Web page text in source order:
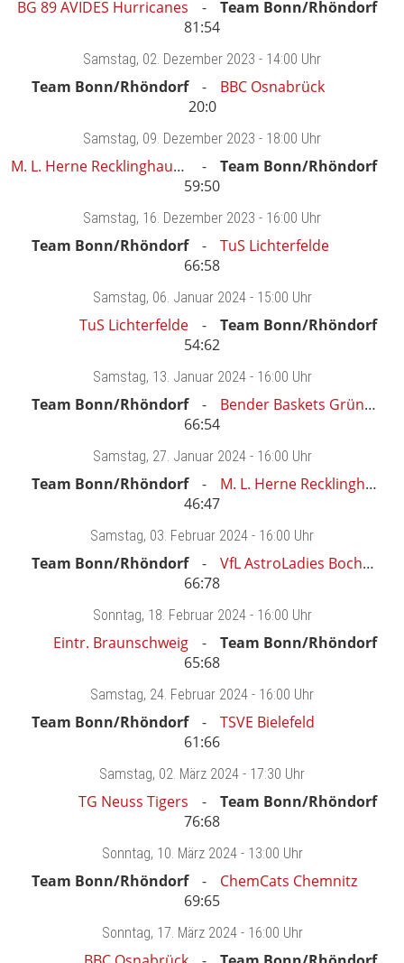
BG 89 AVIDES Hurricanes
Team Bonn/Rhöndorf
81:54
Samstag, 02. Dezember 2023 - 14:00 Uhr
Team Bonn/Rhöndorf
BBC Osnabrück
20:0
Samstag, 09. Dezember 2023 - 18:00 Uhr
M. L. Herne Recklinghausen
Team Bonn/Rhöndorf
59:50
Samstag, 16. Dezember 2023 - 16:00 Uhr
Team Bonn/Rhöndorf
TuS Lichterfelde
66:58
Samstag, 06. Januar 2024 - 15:00 Uhr
TuS Lichterfelde
Team Bonn/Rhöndorf
54:62
Samstag, 13. Januar 2024 - 16:00 Uhr
Team Bonn/Rhöndorf
Bender Baskets Grünberg
66:54
Samstag, 27. Januar 2024 - 16:00 Uhr
Team Bonn/Rhöndorf
M. L. Herne Recklinghausen
46:47
Samstag, 03. Februar 2024 - 16:00 Uhr
Team Bonn/Rhöndorf
VfL AstroLadies Bochum
66:78
Sonntag, 18. Februar 2024 - 16:00 Uhr
Eintr. Braunschweig
Team Bonn/Rhöndorf
65:68
Samstag, 24. Februar 2024 - 16:00 Uhr
Team Bonn/Rhöndorf
TSVE Bielefeld
61:66
Samstag, 02. März 2024 - 17:30 Uhr
TG Neuss Tigers
Team Bonn/Rhöndorf
76:68
Sonntag, 10. März 2024 - 13:00 Uhr
Team Bonn/Rhöndorf
ChemCats Chemnitz
69:65
Sonntag, 17. März 2024 - 16:00 Uhr